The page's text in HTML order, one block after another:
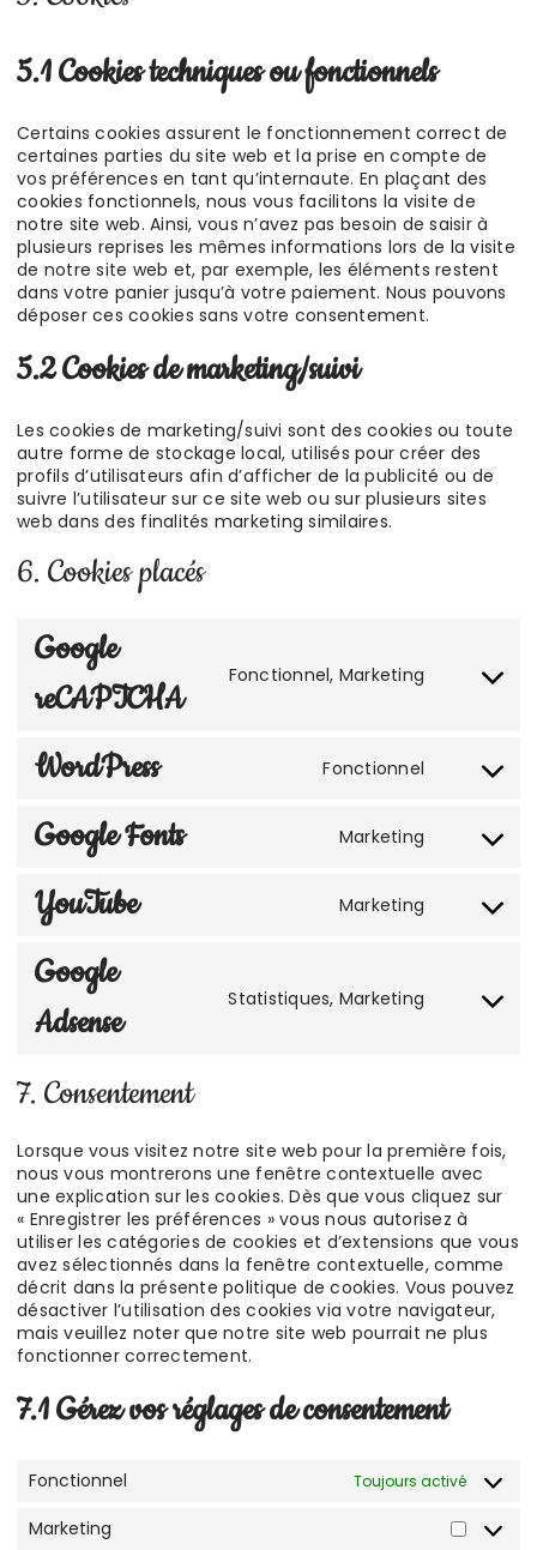
5.1 Cookies techniques ou fonctionnels
Certains cookies assurent le fonctionnement correct de
certaines parties du site web et la prise en compte de
vos préférences en tant qu’internaute. En plaçant des
cookies fonctionnels, nous vous facilitons la visite de
notre site web. Ainsi, vous n’avez pas besoin de saisir à
plusieurs reprises les mêmes informations lors de la visite
de notre site web et, par exemple, les éléments restent
dans votre panier jusqu’à votre paiement. Nous pouvons
déposer ces cookies sans votre consentement.
5.2 Cookies de marketing/suivi
Les cookies de marketing/suivi sont des cookies ou toute
autre forme de stockage local, utilisés pour créer des
profils d’utilisateurs afin d’afficher de la publicité ou de
suivre l’utilisateur sur ce site web ou sur plusieurs sites
web dans des finalités marketing similaires.
6. Cookies placés
Google
reCAPTCHA
Fonctionnel, Marketing
Consent
recaptcha
WordPress Fonctionnel
Consent
wordpress
Google Fonts Marketing
Consent
google-
YouTube Marketing
Consent
Google
Adsense
Statistiques, Marketing
Consent
7. Consentement
Lorsque vous visitez notre site web pour la première fois,
nous vous montrerons une fenêtre contextuelle avec
une explication sur les cookies. Dès que vous cliquez sur
« Enregistrer les préférences » vous nous autorisez à
utiliser les catégories de cookies et d’extensions que vous
avez sélectionnés dans la fenêtre contextuelle, comme
décrit dans la présente politique de cookies. Vous pouvez
désactiver l’utilisation des cookies via votre navigateur,
mais veuillez noter que notre site web pourrait ne plus
fonctionner correctement.
7.1 Gérez vos réglages de consentement
Fonctionnel Toujours activé
Marketing